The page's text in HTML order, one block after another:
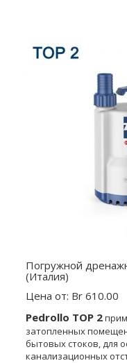
Погружной
(Италия)
Цена от: Br 610.00
Pedrollo TOP 2
затопленных
бытовых стоков, для
канализационных